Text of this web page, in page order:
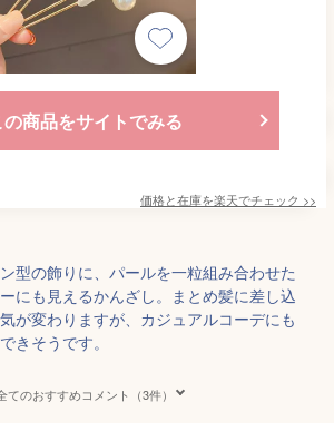
の商品をサイトでみる
価格と在庫を楽天でチェック >>
型の飾りに、パールを一粒組み合わせた
にも見えるかんざし。まとめ髪に差し込
が変わりますが、カジュアルコーデにも
きそうです。
てのおすすめコメント（3件）